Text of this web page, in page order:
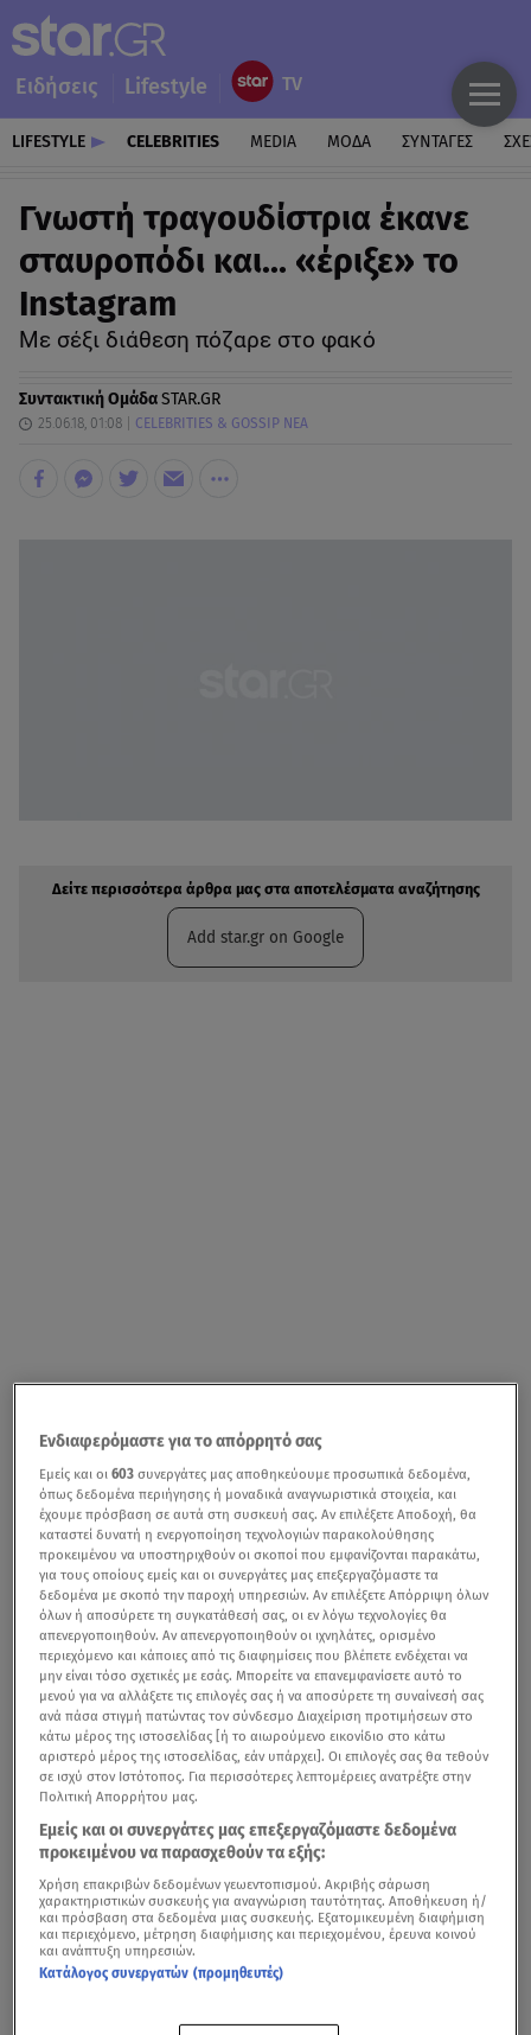
Ειδήσεις Lifestyle
LIFESTYLE CELEBRITIES MEDIA ΜΟΔΑ ΣΥΝΤΑΓΕΣ
Γνωστή τραγουδίστρια έκανε
σταυροπόδι και… «έριξε» το
Instagram
Με σέξι διάθεση πόζαρε στο φακό
Συντακτική ΟμάδαSTAR.GR
25.06.18, 01:08 CELEBRITIES & GOSSIP ΝΕΑ
Δείτε περισσότερα άρθρα μας στα αποτελέσματα αναζήτησης
Add star.gr on Google
Ενδιαφερόμαστε για το απόρρητό σας
Εμείς και οι603 συνεργάτες μας αποθηκεύουμε προσωπικά δεδομένα,
όπως δεδομένα περιήγησης ή μοναδικά αναγνωριστικά στοιχεία, και
έχουμε πρόσβαση σε αυτά στη συσκευή σας. Αν επιλέξετε Αποδοχή, θα
καταστεί δυνατή η ενεργοποίηση τεχνολογιών παρακολούθησης
προκειμένου να υποστηριχθούν οι σκοποί που εμφανίζονται παρακάτω,
για τους οποίους εμείς και οι συνεργάτες μας επεξεργαζόμαστε τα
δεδομένα με σκοπό την παροχή υπηρεσιών. Αν επιλέξετε Απόρριψη όλων
όλων ή αποσύρετε τη συγκατάθεσή σας, οι εν λόγω τεχνολογίες θα
απενεργοποιηθούν. Αν απενεργοποιηθούν οι ιχνηλάτες, ορισμένο
περιεχόμενο και κάποιες από τις διαφημίσεις που βλέπετε ενδέχεται να
μην είναι τόσο σχετικές με εσάς. Μπορείτε να επανεμφανίσετε αυτό το
μενού για να αλλάξετε τις επιλογές σας ή να αποσύρετε τη συναίνεσή σας
ανά πάσα στιγμή πατώντας τον σύνδεσμο Διαχείριση προτιμήσεων στο
κάτω μέρος της ιστοσελίδας [ή το αιωρούμενο εικονίδιο στο κάτω
αριστερό μέρος της ιστοσελίδας, εάν υπάρχει]. Οι επιλογές σας θα τεθούν
σε ισχύ στον Ιστότοπος. Για περισσότερες λεπτομέρειες ανατρέξτε στην
Πολιτική Απορρήτου μας.
Εμείς και οι συνεργάτες μας επεξεργαζόμαστε δεδομένα
προκειμένου να παρασχεθούν τα εξής:
Χρήση επακριβών δεδομένων γεωεντοπισμού. Ακριβής σάρωση
χαρακτηριστικών συσκευής για αναγνώριση ταυτότητας. Αποθήκευση ή/
και πρόσβαση στα δεδομένα μιας συσκευής. Εξατομικευμένη διαφήμιση
και περιεχόμενο, μέτρηση διαφήμισης και περιεχομένου, έρευνα κοινού
και ανάπτυξη υπηρεσιών.
Κατάλογος συνεργατών (προμηθευτές)